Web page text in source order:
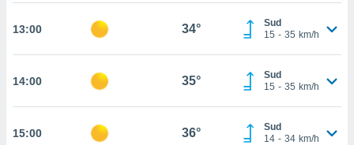
à
de
13:00 34°
Sud
15 - 35 km/h
14:00 35°
Sud
15 - 35 km/h
15:00 36°
Sud
14 - 34 km/h